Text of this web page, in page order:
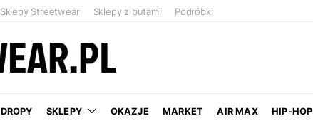
Sklepy Streetwear Sklepy z butami Podróbki
DROPY SKLEPY OKAZJE MARKET AIR MAX HIP-HOP